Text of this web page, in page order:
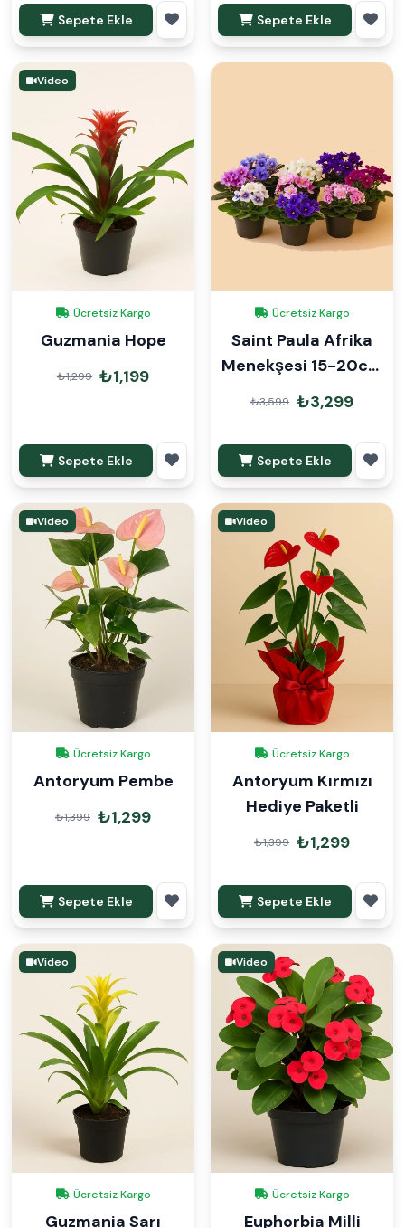
Sepete Ekle Sepete Ekle
Video
Ücretsiz Kargo
Guzmania Hope
₺1,299 ₺1,199
Sepete Ekle
Ücretsiz Kargo
Saint Paula Afrika
Menekşesi 15-20cm
6lı Set
₺3,599 ₺3,299
Sepete Ekle
Video
Ücretsiz Kargo
Antoryum Pembe
₺1,399 ₺1,299
Sepete Ekle
Video
Ücretsiz Kargo
Antoryum Kırmızı
Hediye Paketli
₺1,399 ₺1,299
Sepete Ekle
Video
Ücretsiz Kargo
Guzmania Sarı
Video
Ücretsiz Kargo
Euphorbia Milli